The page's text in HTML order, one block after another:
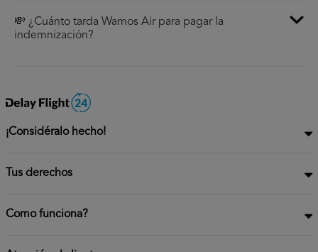
💸 ¿Cuánto tarda Wamos Air para pagar la
indemnización?
¡Considéralo hecho!
Tus derechos
Como funciona?